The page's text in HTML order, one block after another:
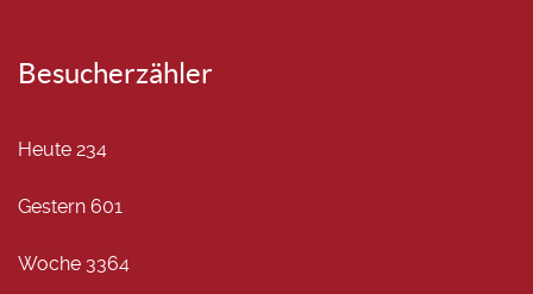
Besucherzähler
Heute 234
Gestern 601
Woche 3364